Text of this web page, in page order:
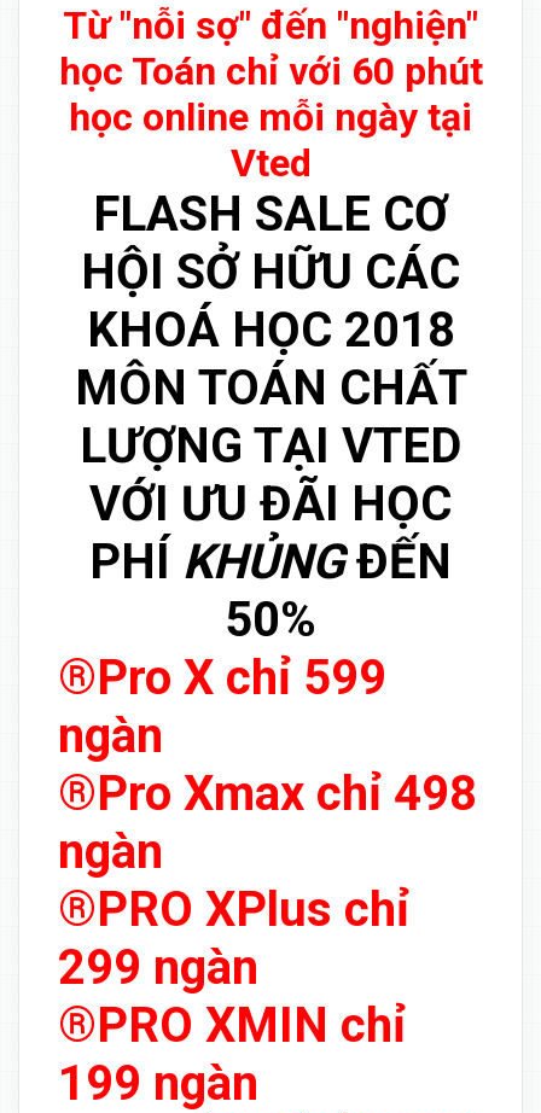
Từ "nỗi sợ" đến "nghiện"
học Toán chỉ với 60 phút
học online mỗi ngày tại
Vted
FLASH SALE CƠ
HỘI SỞ HỮU CÁC
KHOÁ HỌC 2018
MÔN TOÁN CHẤT
LƯỢNG TẠI VTED
VỚI ƯU ĐÃI HỌC
PHÍ KHỦNGĐẾN
50%
®Pro X chỉ 599
ngàn
®Pro Xmax chỉ 498
ngàn
®PRO XPlus chỉ
299 ngàn
®PRO XMIN chỉ
199 ngàn